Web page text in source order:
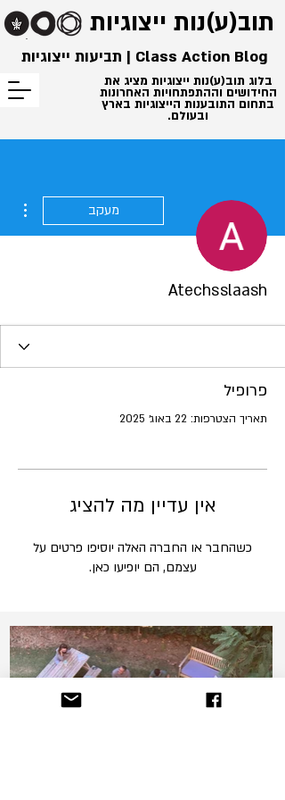
תוב(ע)נות ייצוגיות
בלוג תוב(ע)נות ייצוגיות מציג את
החידושים וההתפתחויות האחרונות
בתחום התובענות הייצוגיות בארץ
ובעולם.
Class Action Blog | תביעות ייצוגיות
מעקב
Atechsslaash
פרופיל
תאריך הצטרפות: 22 באוג׳ 2025
אין עדיין מה להציג
כשהחבר או החברה האלה יוסיפו פרטים על
עצמם, הם יופיעו כאן.